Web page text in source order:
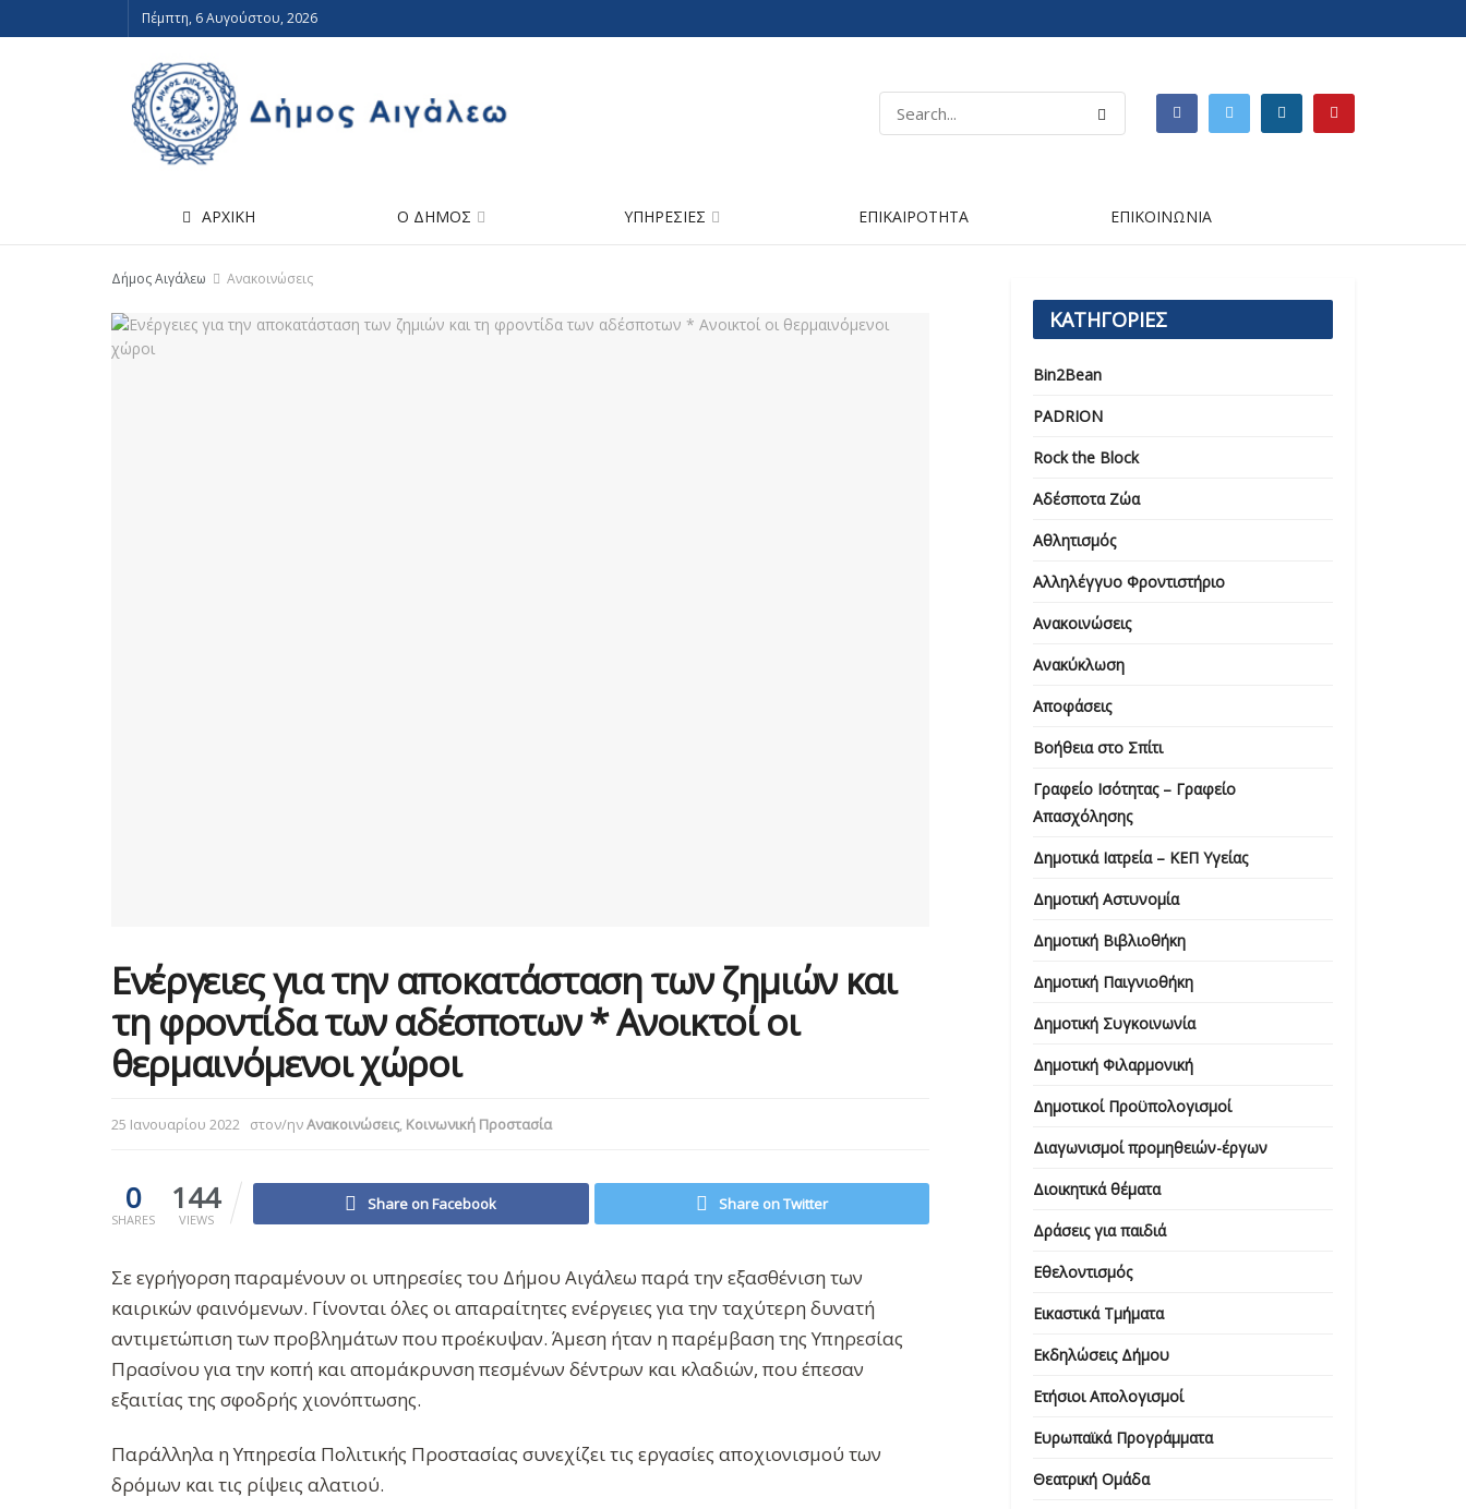
Πέμπτη, 6 Αυγούστου, 2026
ΑΡΧΙΚΗ Ο ΔΗΜΟΣ ΥΠΗΡΕΣΙΕΣ ΕΠΙΚΑΙΡΟΤΗΤΑ ΕΠΙΚΟΙΝΩΝΙΑ
Δήμος Αιγάλεω Ανακοινώσεις
Ενέργειες για την αποκατάσταση των ζημιών και
τη φροντίδα των αδέσποτων * Ανοικτοί οι
θερμαινόμενοι χώροι
25 Ιανουαρίου 2022 στον/ηνΑνακοινώσεις, Κοινωνική Προστασία
0
SHARES
144
VIEWS
Share on Facebook Share on Twitter
Σε εγρήγορση παραμένουν οι υπηρεσίες του Δήμου Αιγάλεω παρά την εξασθένιση των
καιρικών φαινόμενων. Γίνονται όλες οι απαραίτητες ενέργειες για την ταχύτερη δυνατή
αντιμετώπιση των προβλημάτων που προέκυψαν. Άμεση ήταν η παρέμβαση της Υπηρεσίας
Πρασίνου για την κοπή και απομάκρυνση πεσμένων δέντρων και κλαδιών, που έπεσαν
εξαιτίας της σφοδρής χιονόπτωσης.
Παράλληλα η Υπηρεσία Πολιτικής Προστασίας συνεχίζει τις εργασίες αποχιονισμού των
δρόμων και τις ρίψεις αλατιού.
ΚΑΤΗΓΟΡΙΕΣ
Bin2Bean
PADRION
Rock the Block
Αδέσποτα Ζώα
Αθλητισμός
Αλληλέγγυο Φροντιστήριο
Ανακοινώσεις
Ανακύκλωση
Αποφάσεις
Βοήθεια στο Σπίτι
Γραφείο Ισότητας – Γραφείο
Απασχόλησης
Δημοτικά Ιατρεία – ΚΕΠ Υγείας
Δημοτική Αστυνομία
Δημοτική Βιβλιοθήκη
Δημοτική Παιγνιοθήκη
Δημοτική Συγκοινωνία
Δημοτική Φιλαρμονική
Δημοτικοί Προϋπολογισμοί
Διαγωνισμοί προμηθειών-έργων
Διοικητικά θέματα
Δράσεις για παιδιά
Εθελοντισμός
Εικαστικά Τμήματα
Εκδηλώσεις Δήμου
Ετήσιοι Απολογισμοί
Ευρωπαϊκά Προγράμματα
Θεατρική Ομάδα